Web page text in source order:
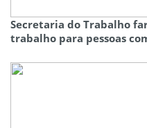
Secretaria do Trabalho
trabalho para pessoas